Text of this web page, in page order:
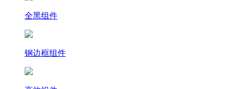
全黑组件
钢边框组件